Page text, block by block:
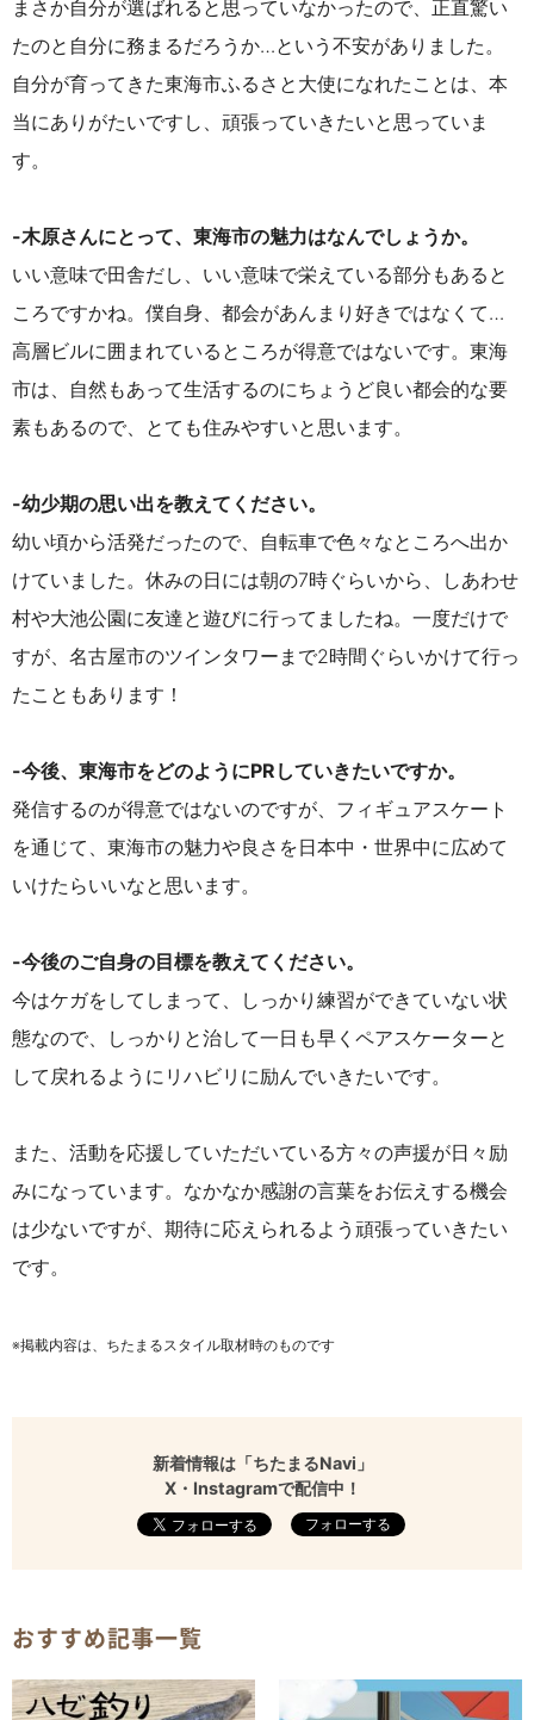
まさか自分が選ばれると思っていなかったので、正直驚い
たのと自分に務まるだろうか…という不安がありました。
自分が育ってきた東海市ふるさと大使になれたことは、本
当にありがたいですし、頑張っていきたいと思っていま
す。
-木原さんにとって、東海市の魅力はなんでしょうか。
いい意味で田舎だし、いい意味で栄えている部分もあると
ころですかね。僕自身、都会があんまり好きではなくて…
高層ビルに囲まれているところが得意ではないです。東海
市は、自然もあって生活するのにちょうど良い都会的な要
素もあるので、とても住みやすいと思います。
-幼少期の思い出を教えてください。
幼い頃から活発だったので、自転車で色々なところへ出か
けていました。休みの日には朝の7時ぐらいから、しあわせ
村や大池公園に友達と遊びに行ってましたね。一度だけで
すが、名古屋市のツインタワーまで2時間ぐらいかけて行っ
たこともあります！
-今後、東海市をどのようにPRしていきたいですか。
発信するのが得意ではないのですが、フィギュアスケート
を通じて、東海市の魅力や良さを日本中・世界中に広めて
いけたらいいなと思います。
-今後のご自身の目標を教えてください。
今はケガをしてしまって、しっかり練習ができていない状
態なので、しっかりと治して一日も早くペアスケーターと
して戻れるようにリハビリに励んでいきたいです。
また、活動を応援していただいている方々の声援が日々励
みになっています。なかなか感謝の言葉をお伝えする機会
は少ないですが、期待に応えられるよう頑張っていきたい
です。
※掲載内容は、ちたまるスタイル取材時のものです
新着情報は「ちたまるNavi」
X・Instagramで配信中！
フォローする
おすすめ記事一覧